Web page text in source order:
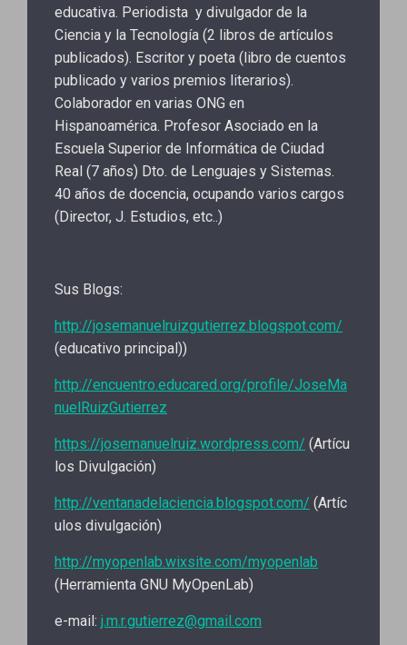
educativa. Periodista y divulgador de la
Ciencia y la Tecnología (2 libros de artículos
publicados). Escritor y poeta (libro de cuentos
publicado y varios premios literarios).
Colaborador en varias ONG en
Hispanoamérica. Profesor Asociado en la
Escuela Superior de Informática de Ciudad
Real (7 años) Dto. de Lenguajes y Sistemas.
40 años de docencia, ocupando varios cargos
(Director, J. Estudios, etc..)
Sus Blogs:
http://josemanuelruizgutierrez.blogspot.com/
(educativo principal))
http://encuentro.educared.org/profile/JoseMa
nuelRuizGutierrez
https://josemanuelruiz.wordpress.com/ (Artícu
los Divulgación)
http://ventanadelaciencia.blogspot.com/ (Artíc
ulos divulgación)
http://myopenlab.wixsite.com/myopenlab
(Herramienta GNU MyOpenLab)
e-mail: j.m.r.gutierrez@gmail.com